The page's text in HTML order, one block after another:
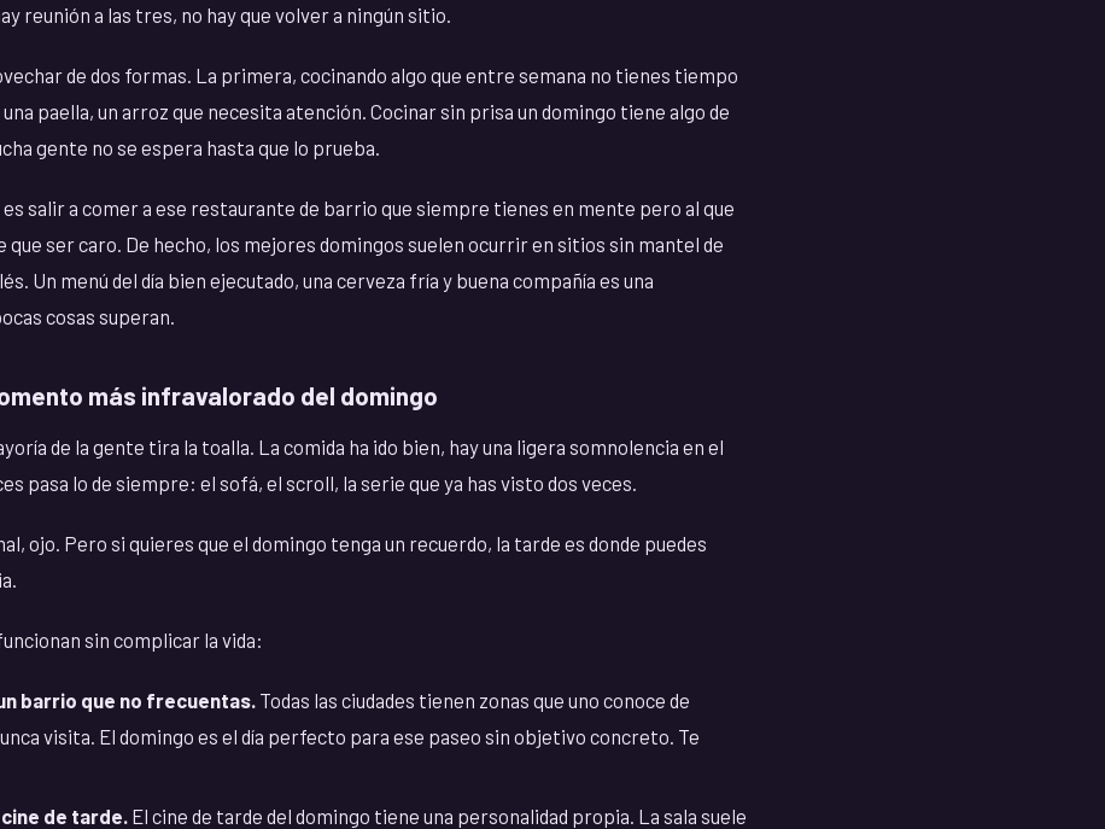
reunión a las tres, no hay que volver a ningún sitio.
de dos formas. La primera, cocinando algo que entre semana no tienes tiempo
paella, un arroz que necesita atención. Cocinar sin prisa un domingo tiene algo de
gente no se espera hasta que lo prueba.
es salir a comer a ese restaurante de barrio que siempre tienes en mente pero al que
que ser caro. De hecho, los mejores domingos suelen ocurrir en sitios sin mantel de
Un menú del día bien ejecutado, una cerveza fría y buena compañía es una
cosas superan.
más infravalorado del domingo
de la gente tira la toalla. La comida ha ido bien, hay una ligera somnolencia en el
pasa lo de siempre: el sofá, el scroll, la serie que ya has visto dos veces.
ojo. Pero si quieres que el domingo tenga un recuerdo, la tarde es donde puedes
sin complicar la vida:
barrio que no frecuentas. Todas las ciudades tienen zonas que uno conoce de
visita. El domingo es el día perfecto para ese paseo sin objetivo concreto. Te
de tarde. El cine de tarde del domingo tiene una personalidad propia. La sala suele